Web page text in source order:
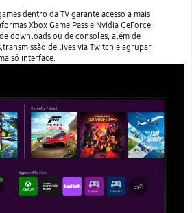
dentro da TV garante acesso a mais
Xbox Game Pass e Nvidia GeForce
downloads ou de consoles, além de
de lives via Twitch e agrupar
só interface.